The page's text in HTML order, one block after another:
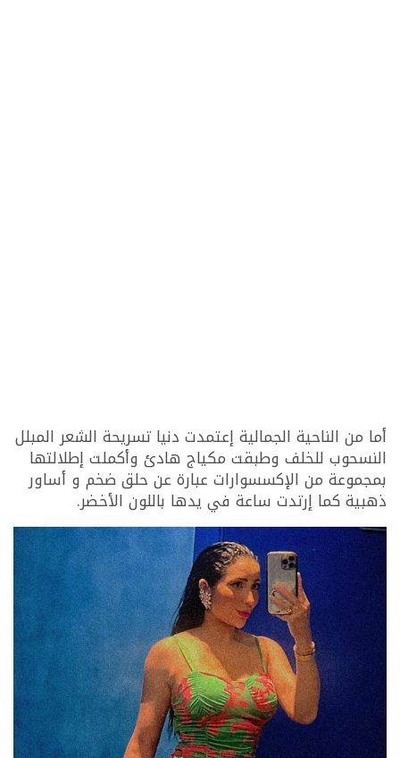
أما من الناحية الجمالية إعتمدت دنيا تسريحة الشعر المبلل
النسحوب للخلف وطبقت مكياج هادئ وأكملت إطلالتها
بمجموعة من الإكسسوارات عبارة عن حلق ضخم و أساور
ذهبية كما إرتدت ساعة في يدها باللون الأخضر.